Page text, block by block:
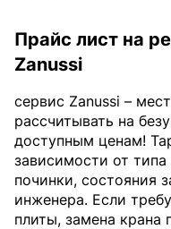
Прайс лист на
Zanussi
сервис Zanussi –
рассчитывать на
доступным ценам!
зависимости от
починки, состояния
инженера. Если
плиты, замена крана